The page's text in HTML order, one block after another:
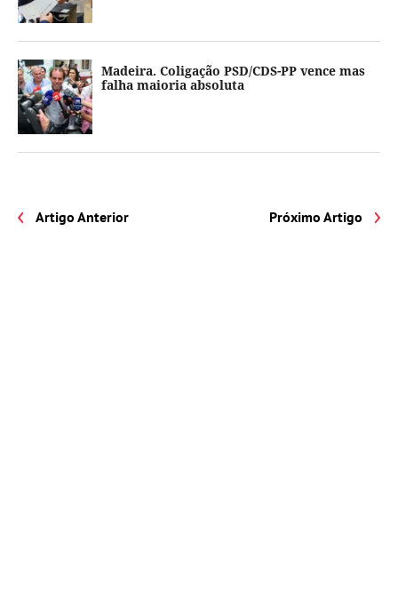
Madeira. Coligação PSD/CDS-PP vence mas
falha maioria absoluta
Artigo Anterior Próximo Artigo